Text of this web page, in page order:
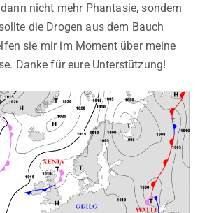
nicht mehr Phantasie, sondern
die Drogen aus dem Bauch
sie mir im Moment über meine
Danke für eure Unterstützung!